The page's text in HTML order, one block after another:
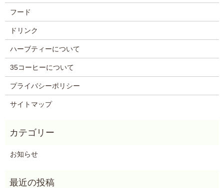
フード
ドリンク
ハーブティーについて
35コーヒーについて
プライバシーポリシー
サイトマップ
お知らせ